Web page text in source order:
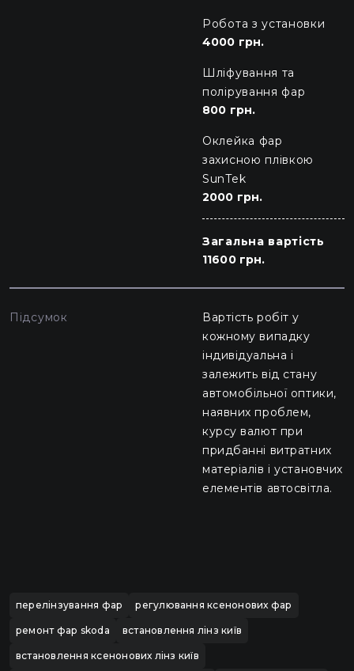
Робота з установки
4000 грн.
Шліфування та
полірування фар
800 грн.
Оклейка фар
захисною плівкою
SunTek
2000 грн.
Загальна вартість
11600 грн.
Підсумок
Вартість робіт у
кожному випадку
індивідуальна і
залежить від стану
автомобільної оптики,
наявних проблем,
курсу валют при
придбанні витратних
матеріалів і установчих
елементів автосвітла.
перелінзування фар регулювання ксенонових фар
ремонт фар skoda встановлення лінз київ
встановлення ксенонових лінз київ